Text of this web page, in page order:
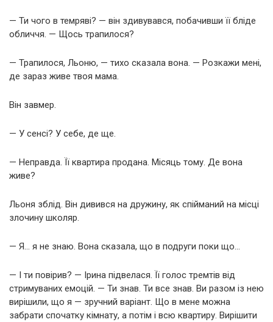
— Ти чого в темряві? — він здивувався, побачивши її бліде
обличчя. — Щось трапилося?
— Трапилося, Льоню, — тихо сказала вона. — Розкажи мені,
де зараз живе твоя мама.
Він завмер.
— У сенсі? У себе, де ще.
— Неправда. Її квартира продана. Місяць тому. Де вона
живе?
Льоня зблід. Він дивився на дружину, як спійманий на місці
злочину школяр.
— Я… я не знаю. Вона сказала, що в подруги поки що…
— І ти повірив? — Ірина підвелася. Її голос тремтів від
стримуваних емоцій. — Ти знав. Ти все знав. Ви разом із нею
вирішили, що я — зручний варіант. Що в мене можна
забрати спочатку кімнату, а потім і всю квартиру. Вирішити